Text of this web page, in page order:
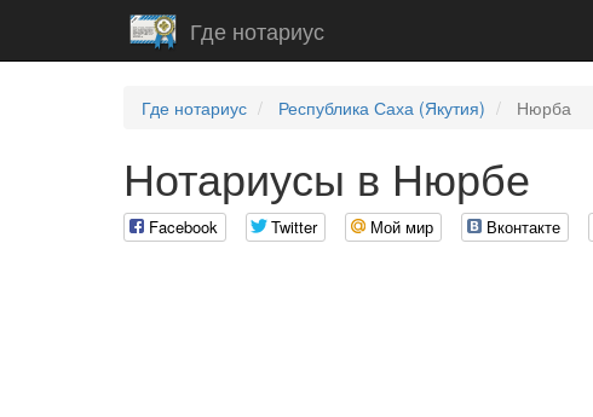
Где нотариус
Где нотариус Республика Саха (Якутия) Нюрба
Нотариусы в Нюрбе
Facebook Twitter Мой мир Вконтакте